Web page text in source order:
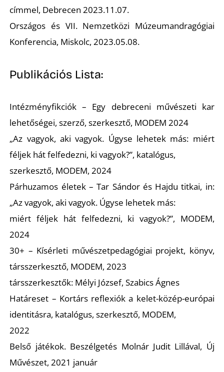
címmel, Debrecen 2023.11.07.
Országos és VII. Nemzetközi Múzeumandragógiai
Konferencia, Miskolc, 2023.05.08.
Publikációs Lista:
Intézményfikciók – Egy debreceni művészeti kar
lehetőségei, szerző, szerkesztő, MODEM 2024
„Az vagyok, aki vagyok. Úgyse lehetek más: miért
féljek hát felfedezni, ki vagyok?”, katalógus,
szerkesztő, MODEM, 2024
Párhuzamos életek – Tar Sándor és Hajdu titkai, in:
„Az vagyok, aki vagyok. Úgyse lehetek más:
miért féljek hát felfedezni, ki vagyok?”, MODEM,
2024
30+ – Kísérleti művészetpedagógiai projekt, könyv,
társszerkesztő, MODEM, 2023
társszerkesztők: Mélyi József, Szabics Ágnes
Határeset – Kortárs reflexiók a kelet-közép-európai
identitásra, katalógus, szerkesztő, MODEM,
2022
Belső játékok. Beszélgetés Molnár Judit Lillával, Új
Művészet, 2021 január